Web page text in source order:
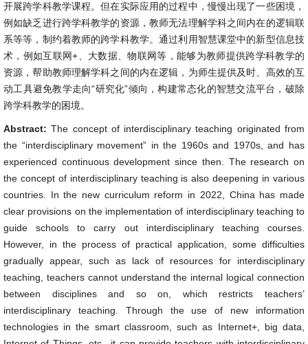
开展跨学科教学课程。但在实际应用的过程中，慢慢出现了一些困境，
例如缺乏进行跨学科教学的资源，教师无法理解学科之间内在的逻辑联
系等等，制约着教师的跨学科教学。通过利用智慧课堂中的新型信息技
术，例如互联网+、大数据、物联网等，能够为教师提供跨学科教学的
资源，帮助教师理解学科之间的内在逻辑，为师生提供及时、高效的互
动工具避免教学走向“研究化”倾向，构建常态化的智慧交流平台，破除
跨学科教学的困境。
Abstract:The concept of interdisciplinary teaching originated from
the “interdisciplinary movement” in the 1960s and 1970s, and has
experienced continuous development since then. The research on
the concept of interdisciplinary teaching is also deepening in various
countries. In the new curriculum reform in 2022, China has made
clear provisions on the implementation of interdisciplinary teaching to
guide schools to carry out interdisciplinary teaching courses.
However, in the process of practical application, some difficulties
gradually appear, such as lack of resources for interdisciplinary
teaching, teachers cannot understand the internal logical connection
between disciplines and so on, which restricts teachers’
interdisciplinary teaching. Through the use of new information
technologies in the smart classroom, such as Internet+, big data,